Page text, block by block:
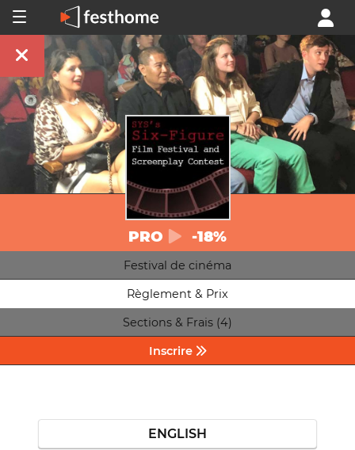
PRO -18%
Festival de cinéma
Règlement & Prix
Sections & Frais (4)
Inscrire
ENGLISH